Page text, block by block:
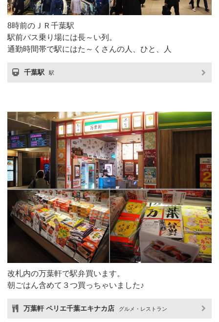
8時前のＪＲ千葉駅
駅前バス乗り場には長～い列。
通勤時間帯で駅にはた～くさんの人、ひと、人
千葉駅 駅
改札内の万葉軒で駅弁買います。
朝ごはん含めて３つ買っちゃいました♪
万葉軒 ペリエ千葉エキナカ店 グルメ・レストラン